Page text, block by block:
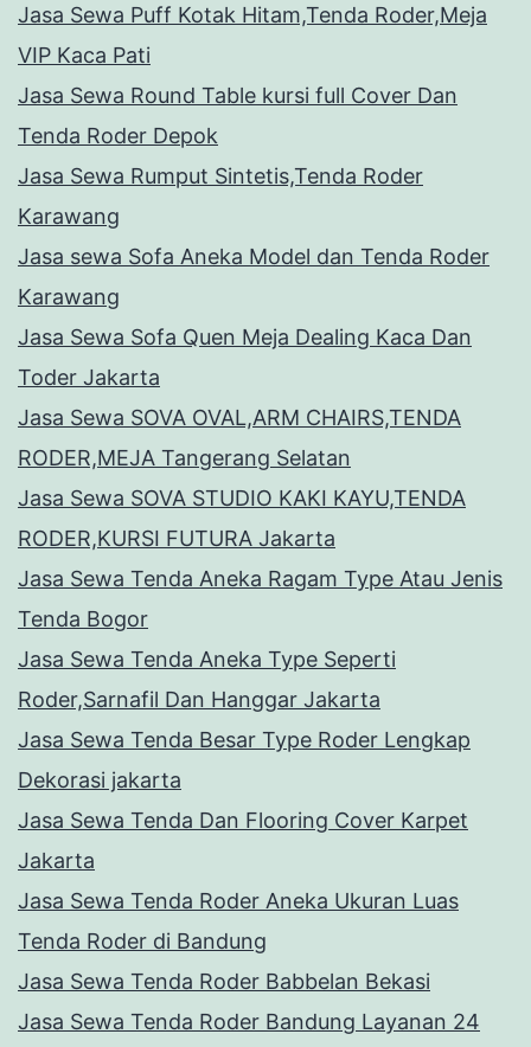
Jasa Sewa Puff Kotak Hitam,Tenda Roder,Meja
VIP Kaca Pati
Jasa Sewa Round Table kursi full Cover Dan
Tenda Roder Depok
Jasa Sewa Rumput Sintetis,Tenda Roder
Karawang
Jasa sewa Sofa Aneka Model dan Tenda Roder
Karawang
Jasa Sewa Sofa Quen Meja Dealing Kaca Dan
Toder Jakarta
Jasa Sewa SOVA OVAL,ARM CHAIRS,TENDA
RODER,MEJA Tangerang Selatan
Jasa Sewa SOVA STUDIO KAKI KAYU,TENDA
RODER,KURSI FUTURA Jakarta
Jasa Sewa Tenda Aneka Ragam Type Atau Jenis
Tenda Bogor
Jasa Sewa Tenda Aneka Type Seperti
Roder,Sarnafil Dan Hanggar Jakarta
Jasa Sewa Tenda Besar Type Roder Lengkap
Dekorasi jakarta
Jasa Sewa Tenda Dan Flooring Cover Karpet
Jakarta
Jasa Sewa Tenda Roder Aneka Ukuran Luas
Tenda Roder di Bandung
Jasa Sewa Tenda Roder Babbelan Bekasi
Jasa Sewa Tenda Roder Bandung Layanan 24